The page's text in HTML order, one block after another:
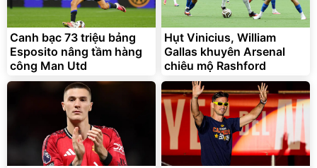
Canh bạc 73 triệu bảng
Esposito nâng tầm hàng
công Man Utd
Hụt Vinicius, William
Gallas khuyên Arsenal
chiêu mộ Rashford